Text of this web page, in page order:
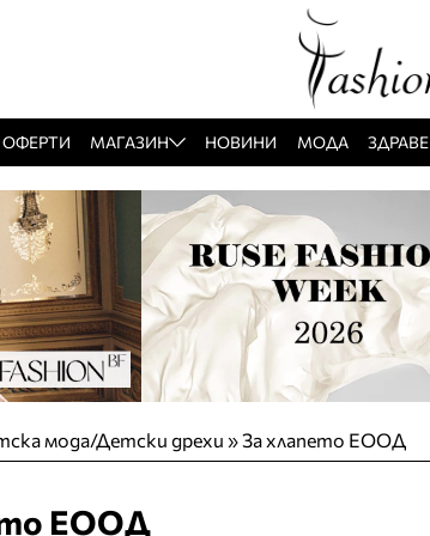
ОФЕРТИ МАГАЗИН НОВИНИ МОДА ЗДРАВЕ
мода/Детски дрехи »За хлапето ЕООД
ЕООД